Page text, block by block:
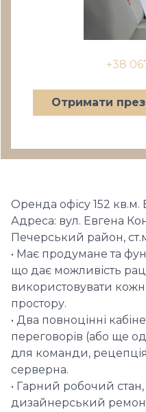
+38
Отримати
Оренда офісу 152 кв.м.
Адреса: вул. Евгена
Печерський район,
• Має продумане та
що дає можливість
використовувати
простору.
• Два повноцінні
переговорів (або ще
для команди,
серверна.
• Гарний робочий
дизайнерський